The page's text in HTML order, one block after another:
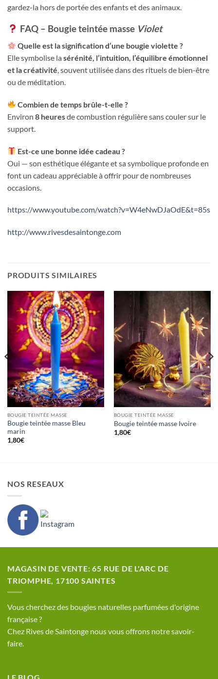
gardez-la hors de portée des enfants et des animaux.
FAQ – Bougie teintée masse Violet
Quelle est la signification d’une bougie violette ?
Elle symbolise la sérénité, l’intuition, l’équilibre émotionnel
et la créativité, souvent utilisée dans des rituels de bien-être
ou de méditation.
Combien de temps brûle-t-elle ?
Environ 8 heuresde combustion régulière sans couler sur le
support.
Est-ce une bonne idée cadeau ?
Oui — son esthétique élégante et sa symbolique profonde en
font un cadeau appréciable à offrir pour de nombreuses
occasions.
https://www.youtube.com/watch?v=W4eNwDJaOdE&t=85s
http://www.rivesdesaintonge.com
PRODUITS SIMILAIRES
BOUGIE TEINTÉE MASSE
Bougie teintée masse Bleu
marin
1,80€
BOUGIE TEINTÉE MASSE
Bougie teintée masse Ivoire
1,80€
NOS RESEAUX
MAGASIN DE VENTE: 65 RUE DE L'ARC DE
TRIOMPHE, 17100 SAINTES
​Vous cherchez des bougies naturelles parfumées d'origine
française ?
Chez Rives de Saintonge nous vous offrons notre savoir-
faire.